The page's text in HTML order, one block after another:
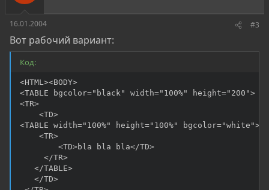
16.01.2004 #3
Вот рабочий вариант:
Код:
<HTML><BODY>
<TABLE bgcolor="black" width="100%" height="200">
<TR>
<TABLE width="100%" height="100%" bgcolor="white">
     </TR>
   </TABLE>
   </TD>